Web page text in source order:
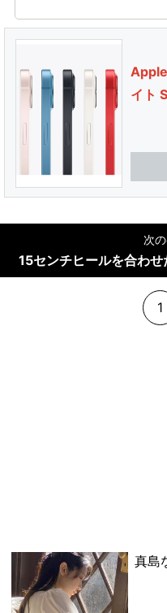
イト
次
15センチヒールを合わ
1
真島